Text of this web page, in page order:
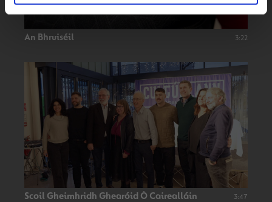
An Bhruiséil 3:22
Scoil Gheimhridh Ghearóid Ó Cairealláin 3:47